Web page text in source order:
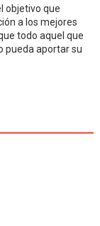
objetivo que
a los mejores
todo aquel que
pueda aportar su